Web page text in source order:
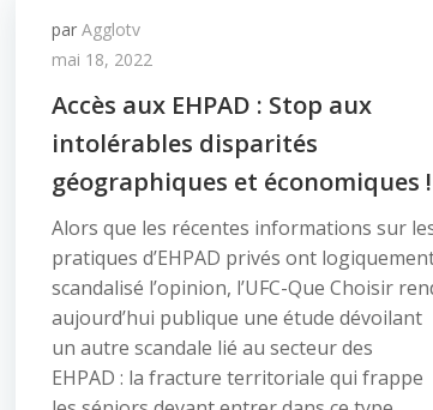
par Agglotv
mai 18, 2022
Accès aux EHPAD : Stop aux
intolérables disparités
géographiques et économiques !
Alors que les récentes informations sur
pratiques d’EHPAD privés ont
scandalisé l’opinion, l’UFC-Que Choisir
aujourd’hui publique une étude dévoilant
un autre scandale lié au secteur des
EHPAD : la fracture territoriale qui frappe